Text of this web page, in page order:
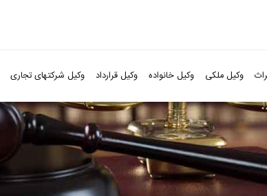
وکیل ملکی وکیل خانواده وکیل قرارداد وکیل شرکتهای تجاری